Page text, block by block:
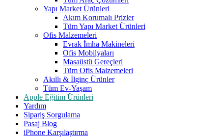
Yapı Market Ürünleri
Akım Korumalı Prizler
Tüm Yapı Market Ürünleri
Ofis Malzemeleri
Evrak İmha Makineleri
Ofis Mobilyaları
Masaüstü Gereçleri
Tüm Ofis Malzemeleri
Akıllı & İlginç Ürünler
Tüm Ev-Yaşam
Apple Eğitim Ürünleri
Yardım
Sipariş Sorgulama
Pasaj Blog
iPhone Karşılaştırma